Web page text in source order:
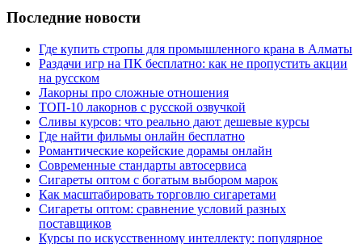
Последние новости
Где купить стропы для промышленного крана в Алматы
Раздачи игр на ПК бесплатно: как не пропустить акции
на русском
Лакорны про сложные отношения
ТОП-10 лакорнов с русской озвучкой
Сливы курсов: что реально дают дешевые курсы
Где найти фильмы онлайн бесплатно
Романтические корейские дорамы онлайн
Современные стандарты автосервиса
Сигареты оптом с богатым выбором марок
Как масштабировать торговлю сигаретами
Сигареты оптом: сравнение условий разных
поставщиков
Курсы по искусственному интеллекту: популярное